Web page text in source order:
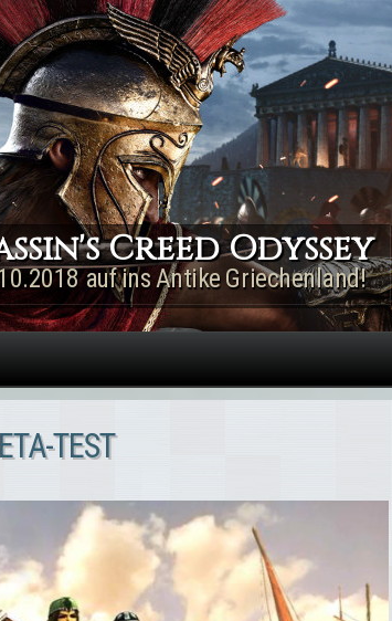
Direkt zum Inhalt
Creed Rogue
Remastered
Jetzt für PS4 & Xbox One!
TEST